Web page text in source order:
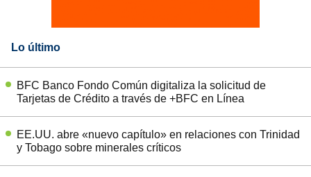
Lo último
BFC Banco Fondo Común digitaliza la solicitud de
Tarjetas de Crédito a través de +BFC en Línea
EE.UU. abre «nuevo capítulo» en relaciones con Trinidad
y Tobago sobre minerales críticos